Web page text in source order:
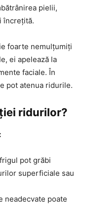
pielii,
încrețită.
foarte nemulțumiți
ei apelează la
faciale. În
pot atenua ridurile.
ridurilor?
pot grăbi
superficiale sau
neadecvate poate